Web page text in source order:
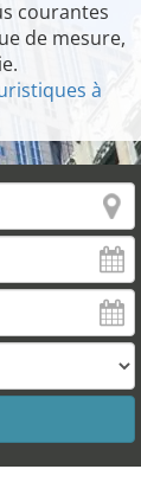
courantes
de mesure,
à